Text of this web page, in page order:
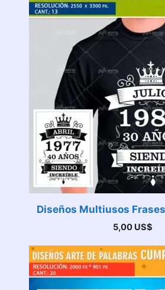
Diseños Multiusos
5,00 US$